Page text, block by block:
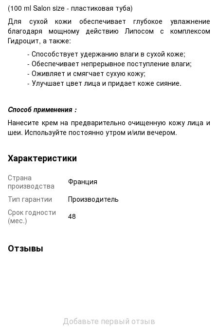
(100 ml Salon size - пластиковая туба)
Для сухой кожи обеспечивает глубокое увлажнение
благодаря мощному действию Липосом с комплексом
Гидроцит, а также:
- Способствует удержанию влаги в сухой коже;
- Обеспечивает непрерывное поступление влаги;
- Оживляет и смягчает сухую кожу;
- Улучшает цвет лица и придает коже сияние.
Cпособ применения :
Нанесите крем на предварительно очищенную кожу лица и
шеи. Используйте постоянно утром и/или вечером.
Характеристики
Страна
производства
Франция
Тип гарантии
Производитель
Срок годности
(мес.)
48
Отзывы
Добавьте первый отзыв